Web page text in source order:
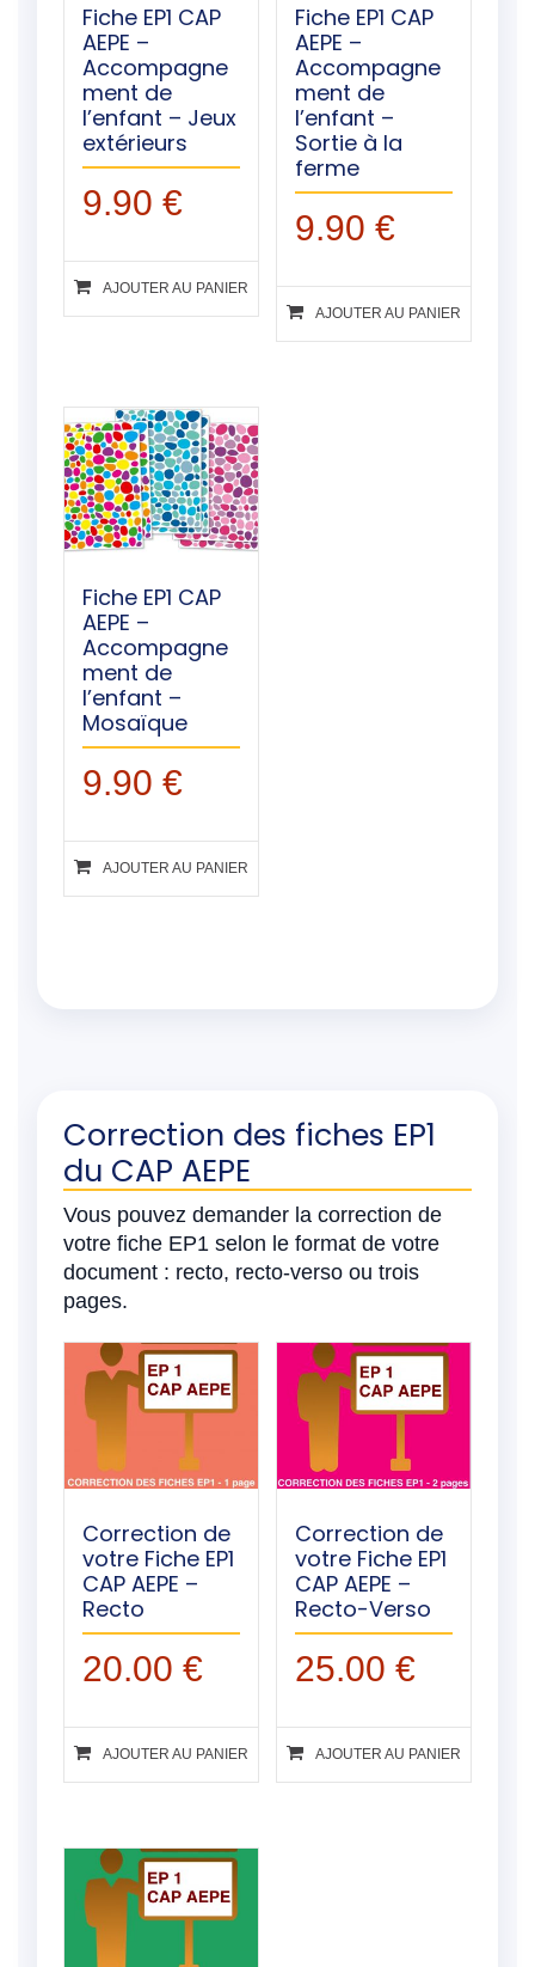
Fiche EP1 CAP
AEPE –
Accompagne
ment de
l’enfant – Jeux
extérieurs
9.90 €
AJOUTER AU PANIER
Fiche EP1 CAP
AEPE –
Accompagne
ment de
l’enfant –
Sortie à la
ferme
9.90 €
AJOUTER AU PANIER
Fiche EP1 CAP
AEPE –
Accompagne
ment de
l’enfant –
Mosaïque
9.90 €
AJOUTER AU PANIER
Correction des fiches EP1
du CAP AEPE
Vous pouvez demander la correction de
votre fiche EP1 selon le format de votre
document : recto, recto-verso ou trois
pages.
Correction de
votre Fiche EP1
CAP AEPE –
Recto
20.00 €
AJOUTER AU PANIER
Correction de
votre Fiche EP1
CAP AEPE –
Recto-Verso
25.00 €
AJOUTER AU PANIER